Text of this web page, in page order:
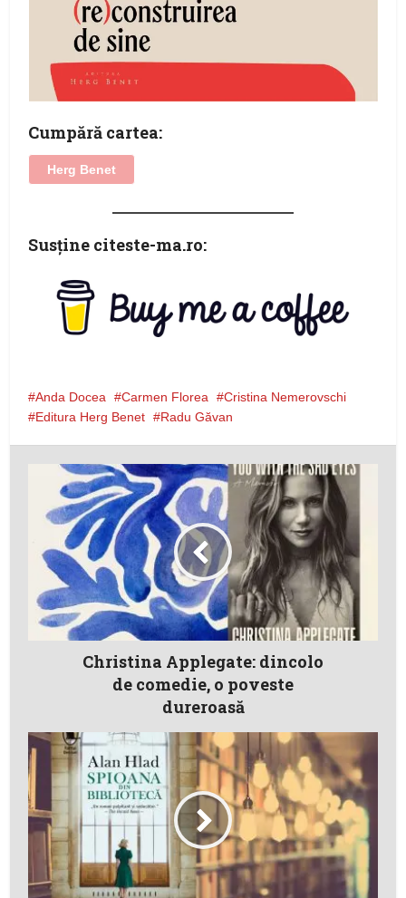
Cumpără cartea:
Herg Benet
Susţine citeste-ma.ro:
Anda Docea Carmen Florea
Cristina Nemerovschi
Editura Herg Benet
Radu Găvan
Christina Applegate: dincolo
de comedie, o poveste
dureroasă